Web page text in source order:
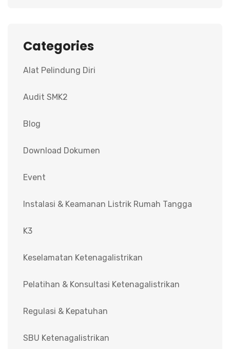
Categories
Alat Pelindung Diri
Audit SMK2
Blog
Download Dokumen
Event
Instalasi & Keamanan Listrik Rumah Tangga
K3
Keselamatan Ketenagalistrikan
Pelatihan & Konsultasi Ketenagalistrikan
Regulasi & Kepatuhan
SBU Ketenagalistrikan